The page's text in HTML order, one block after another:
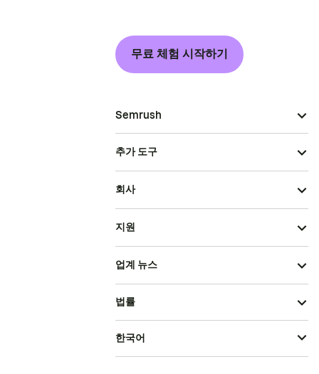
무료 체험 시작하기
Semrush
추가 도구
회사
지원
업계 뉴스
법률
한국어